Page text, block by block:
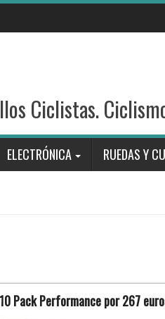
Ciclistas.
ELECTRÓNICA RUEDAS Y
Pack Performance por 267